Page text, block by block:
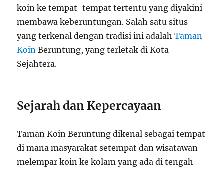
koin ke tempat-tempat tertentu yang diyakini
membawa keberuntungan. Salah satu situs
yang terkenal dengan tradisi ini adalahTaman
Koin Beruntung, yang terletak di Kota
Sejahtera.
Sejarah dan Kepercayaan
Taman Koin Beruntung dikenal sebagai tempat
di mana masyarakat setempat dan wisatawan
melempar koin ke kolam yang ada di tengah